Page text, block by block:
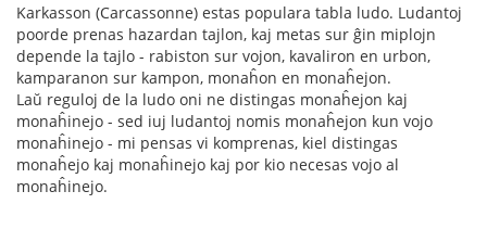
Karkasson (Carcassonne) estas populara tabla ludo. Ludantoj
poorde prenas hazardan tajlon, kaj metas sur ĝin miplojn
depende la tajlo - rabiston sur vojon, kavaliron en urbon,
kamparanon sur kampon, monaĥon en monaĥejon.
Laŭ reguloj de la ludo oni ne distingas monaĥejon kaj
monaĥinejo - sed iuj ludantoj nomis monaĥejon kun vojo
monaĥinejo - mi pensas vi komprenas, kiel distingas
monaĥejo kaj monaĥinejo kaj por kio necesas vojo al
monaĥinejo.